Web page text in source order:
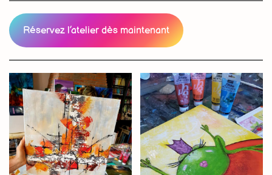
Réservez l’atelier dès maintenant